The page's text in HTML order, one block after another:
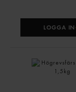
LOGGA IN